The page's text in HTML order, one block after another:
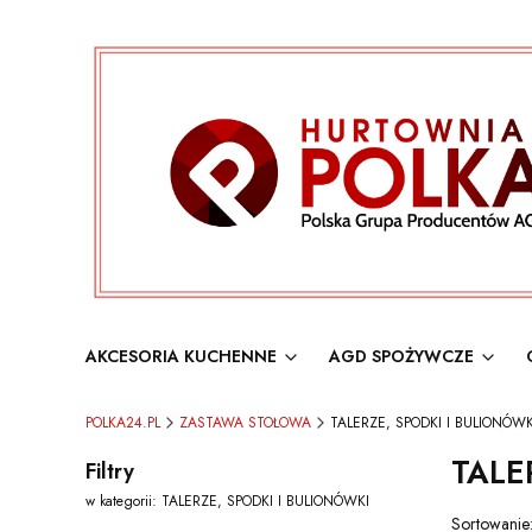
AKCESORIA KUCHENNE AGD SPOŻYWCZE
POLKA24.PL ZASTAWA STOŁOWA TALERZE, SPODKI I
Filtry
w kategorii: TALERZE, SPODKI I BULIONÓWKI
Sortowanie: